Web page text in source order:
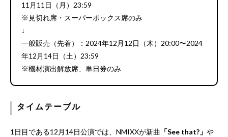
11月11日（月）23:59
※見切れ席・スーパーボックス席のみ
↓
一般販売（先着）：2024年12月12日（木）20:00〜2024
年12月14日（土）23:59
※機材演出解放席、単日券のみ
タイムテーブル
1日目である12月14日公演では、NMIXXが新曲 「See that?」 や